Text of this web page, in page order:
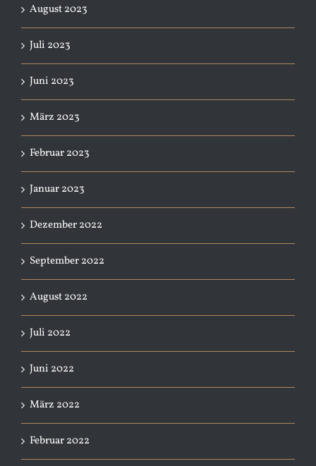
August 2023
Juli 2023
Juni 2023
März 2023
Februar 2023
Januar 2023
Dezember 2022
September 2022
August 2022
Juli 2022
Juni 2022
März 2022
Februar 2022